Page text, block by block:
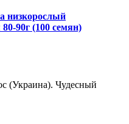
низкорослый
90г (100 семян)
(Украина). Чудесный